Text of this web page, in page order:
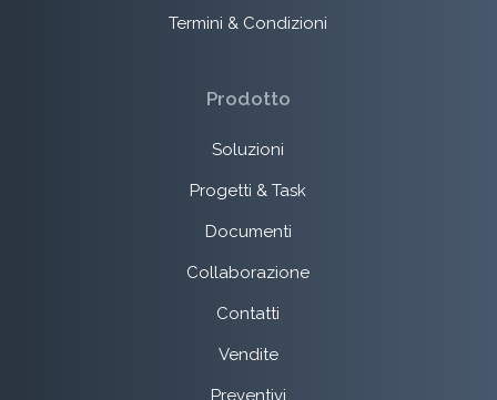
Termini & Condizioni
Prodotto
Soluzioni
Progetti & Task
Documenti
Collaborazione
Contatti
Vendite
Preventivi